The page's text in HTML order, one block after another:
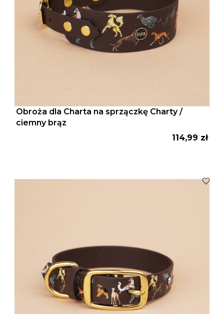
Obroża dla Charta na sprzączkę Charty /
ciemny brąz
Cena
114,99 zł